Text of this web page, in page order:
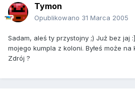
Tymon
Opublikowano 31 Marca 2005
Sadam, aleś ty przystojny ;) Już bez jaj
mojego kumpla z koloni. Byłeś może
Zdrój ?